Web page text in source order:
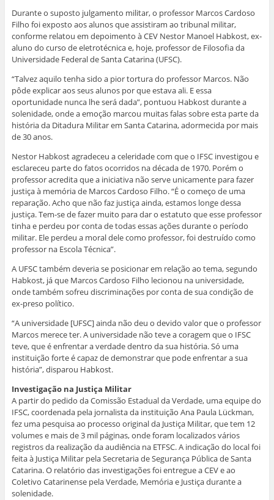
Durante o suposto julgamento militar, o professor Marcos Cardoso
Filho foi exposto aos alunos que assistiram ao tribunal militar,
conforme relatou em depoimento à CEV Nestor Manoel Habkost, ex-
aluno do curso de eletrotécnica e, hoje, professor de Filosofia da
Universidade Federal de Santa Catarina (UFSC).
“Talvez aquilo tenha sido a pior tortura do professor Marcos. Não
pôde explicar aos seus alunos por que estava ali. E essa
oportunidade nunca lhe será dada”, pontuou Habkost durante a
solenidade, onde a emoção marcou muitas falas sobre esta parte da
história da Ditadura Militar em Santa Catarina, adormecida por mais
de 30 anos.
Nestor Habkost agradeceu a celeridade com que o IFSC investigou e
esclareceu parte do fatos ocorridos na década de 1970. Porém o
professor acredita que a iniciativa não serve unicamente para fazer
justiça à memória de Marcos Cardoso Filho. “É o começo de uma
reparação. Acho que não faz justiça ainda, estamos longe dessa
justiça. Tem-se de fazer muito para dar o estatuto que esse professor
tinha e perdeu por conta de todas essas ações durante o período
militar. Ele perdeu a moral dele como professor, foi destruído como
professor na Escola Técnica”.
A UFSC também deveria se posicionar em relação ao tema, segundo
Habkost, já que Marcos Cardoso Filho lecionou na universidade,
onde também sofreu discriminações por conta de sua condição de
ex-preso político.
“A universidade [UFSC] ainda não deu o devido valor que o professor
Marcos merece ter. A universidade não teve a coragem que o IFSC
teve, que é enfrentar a verdade dentro da sua história. Só uma
instituição forte é capaz de demonstrar que pode enfrentar a sua
história”, disparou Habkost.
Investigação na Justiça Militar
A partir do pedido da Comissão Estadual da Verdade, uma equipe do
IFSC, coordenada pela jornalista da instituição Ana Paula Lückman,
fez uma pesquisa ao processo original da Justiça Militar, que tem 12
volumes e mais de 3 mil páginas, onde foram localizados vários
registros da realização da audiência na ETFSC. A indicação do local foi
feita à Justiça Militar pela Secretaria de Segurança Pública de Santa
Catarina. O relatório das investigações foi entregue a CEV e ao
Coletivo Catarinense pela Verdade, Memória e Justiça durante a
solenidade.